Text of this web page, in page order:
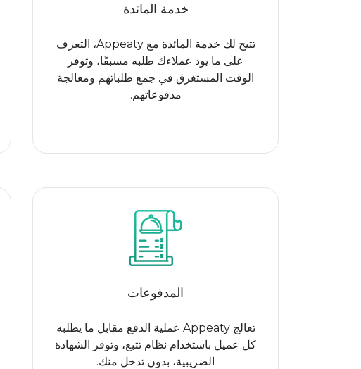
خدمة المائدة
تتيح لك خدمة المائدة مع Appeaty، التعرف
على ما يود عملاءك طلبه مسبقًا، وتوفر
الوقت المستغرق في جمع طلباتهم ومعالجة
مدفوعاتهم.
المدفوعات
تعالج Appeaty عملية الدفع مقابل ما يطلبه
كل عميل باستخدام نظام تتبع، وتوفر الشهادة
الضريبية، بدون تدخل منك.